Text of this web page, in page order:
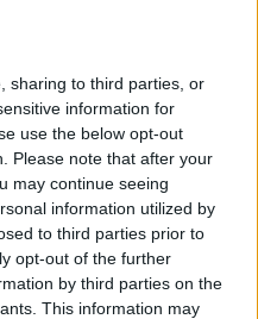
sharing to third parties, or
information for
use the below opt-out
Please note that after your
may continue seeing
information utilized by
to third parties prior to
opt-out of the further
by third parties on the
This information may
Seguinte
FAZER PERGUNTAS
TIRA-NOS DO PILOTO
AUTOMÁTICO